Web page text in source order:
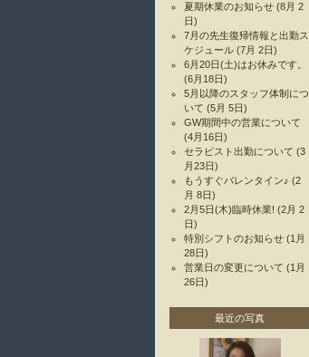
夏期休業のお知らせ (8月 2
日)
7月の先生復帰情報と出勤ス
ケジュール (7月 2日)
6月20日(土)はお休みです。
(6月18日)
5月以降のスタッフ体制につ
いて (5月 5日)
GW期間中の営業について
(4月16日)
セラピスト出勤について (3
月23日)
もうすぐバレンタイン♪ (2
月 8日)
2月5日(木)臨時休業! (2月 2
日)
特別シフトのお知らせ (1月
28日)
営業日の変更について (1月
26日)
最近の写真